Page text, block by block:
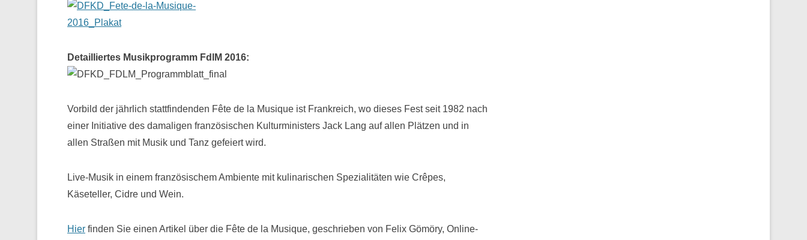
Detailliertes Musikprogramm FdlM 2016:
Vorbild der jährlich stattfindenden Fête de la Musique ist Frankreich, wo dieses Fest seit 1982 nach
einer Initiative des damaligen französischen Kulturministers Jack Lang auf allen Plätzen und in
allen Straßen mit Musik und Tanz gefeiert wird.
Live-Musik in einem französischem Ambiente mit kulinarischen Spezialitäten wie Crêpes,
Käseteller, Cidre und Wein.
Hier finden Sie einen Artikel über die Fête de la Musique, geschrieben von Felix Gömöry, Online-